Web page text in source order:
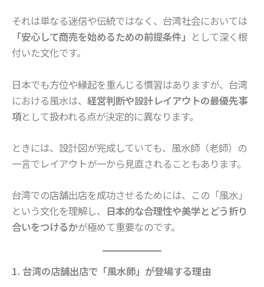
それは単なる迷信や伝統ではなく、台湾社会においては
「安心して商売を始めるための前提条件」 として深く根
付いた文化です。
日本でも方位や縁起を重んじる慣習はありますが、台湾
における風水は、 経営判断や設計レイアウトの最優先事
項として扱われる点が決定的に異なります。
ときには、設計図が完成していても、風水師（老師）の
一言でレイアウトが一から見直されることもあります。
台湾での店舗出店を成功させるためには、この「風水」
という文化を理解し、 日本的な合理性や美学とどう折り
合いをつけるかが極めて重要なのです。
1. 台湾の店舗出店で「風水師」が登場する理由